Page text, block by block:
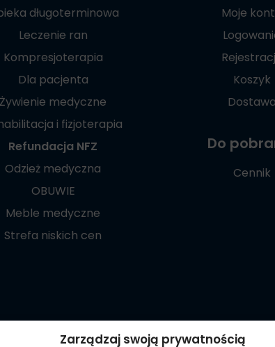
Zarządzaj swoją prywatnością
długoterminowa
Leczenie ran
Kompresjoterapia
Dla pacjenta
Żywienie medyczne
i fizjoterapia
Refundacja NFZ
Odzież medyczna
OBUWIE
Meble medyczne
Strefa niskich cen
Moje
Koszyk
Dostawa
Do
Cennik
Poznaj naszą
aplikację mobilną: